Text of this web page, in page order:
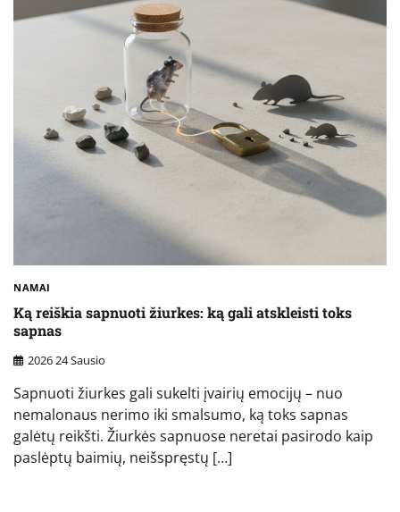
NAMAI
Ką reiškia sapnuoti žiurkes: ką gali atskleisti toks
sapnas
2026 24 Sausio
Sapnuoti žiurkes gali sukelti įvairių emocijų – nuo
nemalonaus nerimo iki smalsumo, ką toks sapnas
galėtų reikšti. Žiurkės sapnuose neretai pasirodo kaip
paslėptų baimių, neišspręstų […]